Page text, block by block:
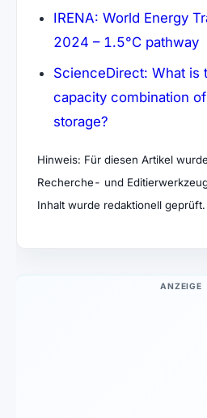
IRENA: World Energy
2024 – 1.5°C pathway
ScienceDirect: What is
capacity combination
storage?(öffnet in
Hinweis: Für diesen Artikel
Recherche- und
Inhalt wurde redaktionell
ANZEIGE